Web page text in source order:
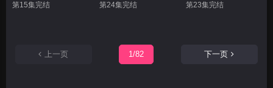
第15集完结 第24集完结 第23集完结
上一页 1/82 下一页